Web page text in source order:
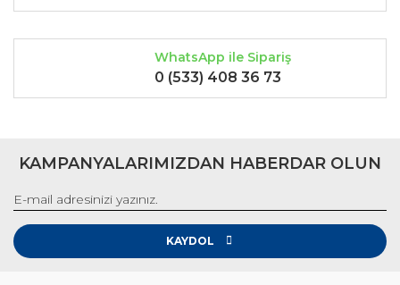
WhatsApp ile Sipariş
0 (533) 408 36 73
KAMPANYALARIMIZDAN HABERDAR OLUN
KAYDOL